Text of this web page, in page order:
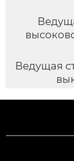
Ведущая